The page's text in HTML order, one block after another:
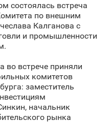
состоялась встреча
по внешним
Калганова с
и промышленности
во встрече приняли
комитетов
заместитель
начальник
рынка